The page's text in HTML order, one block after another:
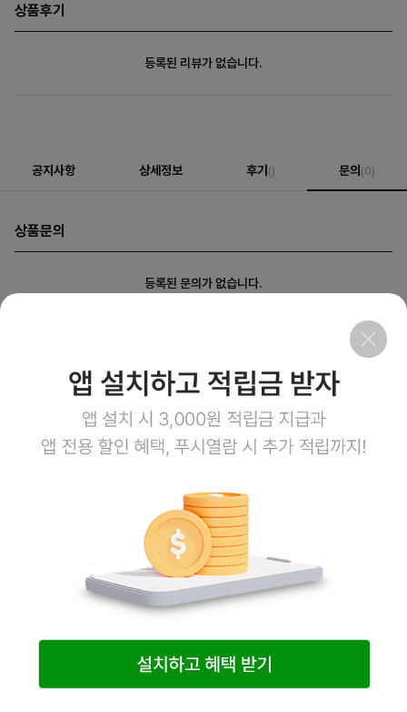
상품후기
등록된 리뷰가 없습니다.
공지사항 상세정보 후기() 문의(0)
상품문의
등록된 문의가 없습니다.
주식회사 엠오유통 사업자정보
평일 08:00~17:00
토요일 08:00~12:00